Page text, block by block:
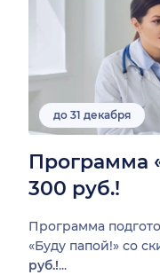
до 31 декабря
Программа
300 руб.!
Программа
«Буду папой!» со
руб.!...